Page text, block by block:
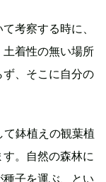
考察する時に、
着性の無い場所
、そこに自分の
鉢植えの観葉植
。自然の森林に
子を運ぶ、とい